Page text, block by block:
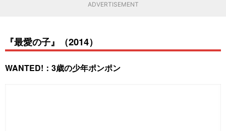
ADVERTISEMENT
『最愛の子』（2014）
WANTED!：3歳の少年ポンポン